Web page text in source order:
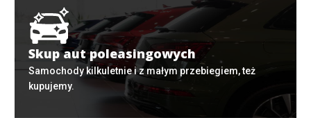
Skup aut poleasingowych
Samochody kilkuletnie i z małym przebiegiem, też
kupujemy.